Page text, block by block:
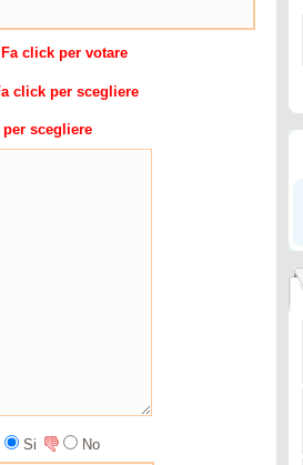
click per votare
click per scegliere
scegliere
Si No